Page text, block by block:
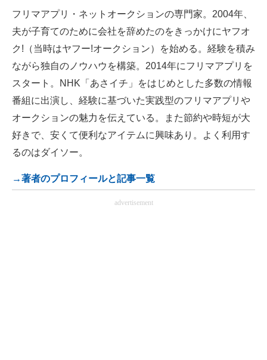
フリマアプリ・ネットオークションの専門家。2004年、
夫が子育てのために会社を辞めたのをきっかけにヤフオ
ク!（当時はヤフー!オークション）を始める。経験を積み
ながら独自のノウハウを構築。2014年にフリマアプリを
スタート。NHK「あさイチ」をはじめとした多数の情報
番組に出演し、経験に基づいた実践型のフリマアプリや
オークションの魅力を伝えている。また節約や時短が大
好きで、安くて便利なアイテムに興味あり。よく利用す
るのはダイソー。
→著者のプロフィールと記事一覧
advertisement